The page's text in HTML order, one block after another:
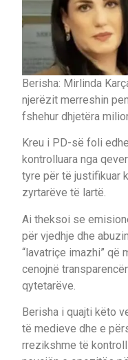
Berisha: Mirlinda
njerëzit merreshin
fshehur dhjetëra
Kreu i PD-së foli
kontrolluara nga
tyre për të justifikuar
zyrtarëve të lartë.
Ai theksoi se
për vjedhje dhe
“lavatriçe imazhi” që
cenojnë
qytetarëve.
Berisha i quajti këto
të medieve dhe e
rrezikshme të